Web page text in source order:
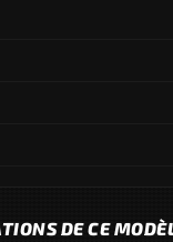
DE CE